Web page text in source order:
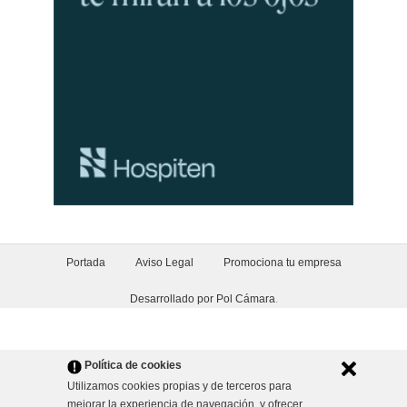
Política de cookies
Utilizamos cookies propias y de terceros para
mejorar la experiencia de navegación, y ofrecer
Portada Aviso Legal Promociona tu empresa
Desarrollado por Pol Cámara.